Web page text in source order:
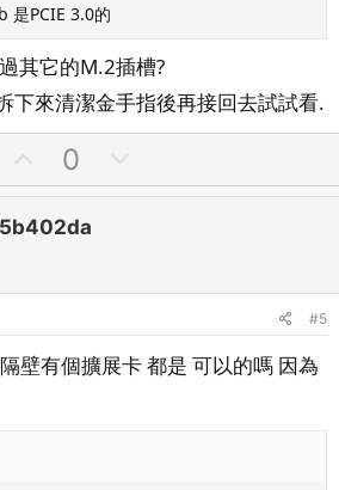
是PCIE 3.0的
其它的M.2插槽?
下來清潔金手指後再接回去試試看.
p
v
o
e
0
o
o
e
#5
壁有個擴展卡 都是 可以的嗎 因為